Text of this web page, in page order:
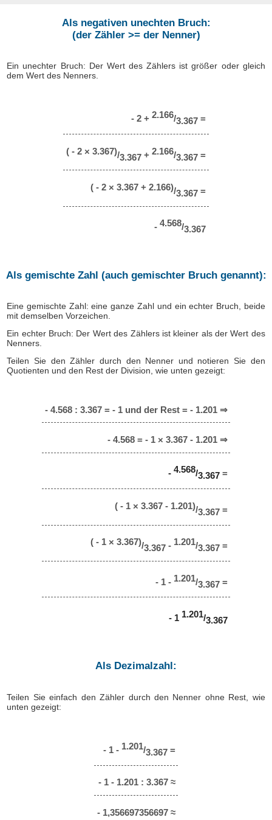
Als negativen unechten Bruch:
(der Zähler >= der Nenner)
Ein unechter Bruch: Der Wert des Zählers ist größer oder gleich
dem Wert des Nenners.
- 2 + 2.166/3.367 =
( - 2 × 3.367)/3.367 + 2.166/3.367 =
( - 2 × 3.367 + 2.166)/3.367 =
- 4.568/3.367
Als gemischte Zahl (auch gemischter Bruch genannt):
Eine gemischte Zahl: eine ganze Zahl und ein echter Bruch, beide
mit demselben Vorzeichen.
Ein echter Bruch: Der Wert des Zählers ist kleiner als der Wert des
Nenners.
Teilen Sie den Zähler durch den Nenner und notieren Sie den
Quotienten und den Rest der Division, wie unten gezeigt:
- 4.568 : 3.367 = - 1 und der Rest = - 1.201 ⇒
- 4.568 = - 1 × 3.367 - 1.201 ⇒
- 4.568/3.367=
( - 1 × 3.367 - 1.201)/3.367=
( - 1 × 3.367)/3.367- 1.201/3.367=
- 1 - 1.201/3.367=
- 1 1.201/3.367
Als Dezimalzahl:
Teilen Sie einfach den Zähler durch den Nenner ohne Rest, wie
unten gezeigt:
- 1 - 1.201/3.367=
- 1 - 1.201 : 3.367 ≈
- 1,356697356697 ≈